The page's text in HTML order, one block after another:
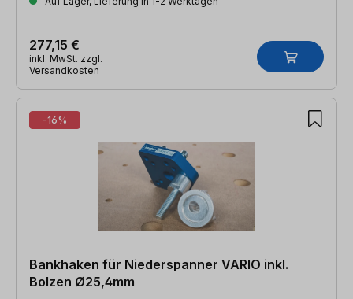
277,15 €
inkl. MwSt. zzgl.
Versandkosten
-16%
Bankhaken für Niederspanner VARIO inkl.
Bolzen Ø25,4mm